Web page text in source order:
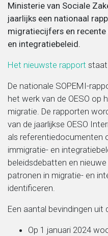
Migratie, integratie en
Onderwijs
Sociaal domein
Veiligheid en recht
Ministerie van Sociale
jaarlijks een nationaal
migratiecijfers en
en integratiebeleid.
Het nieuwste rapport
De nationale SOPEMI-
het werk van de OESO op
migratie. De rapporten
van de jaarlijkse OESO
als referentiedocumenten
immigratie- en
beleidsdebatten en
patronen in migratie- en
identificeren.
Een aantal bevindingen uit
Op 1 januari 2024